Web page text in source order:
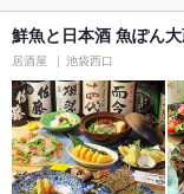
鮮魚と日本酒 魚ぽん
居酒屋 池袋西口